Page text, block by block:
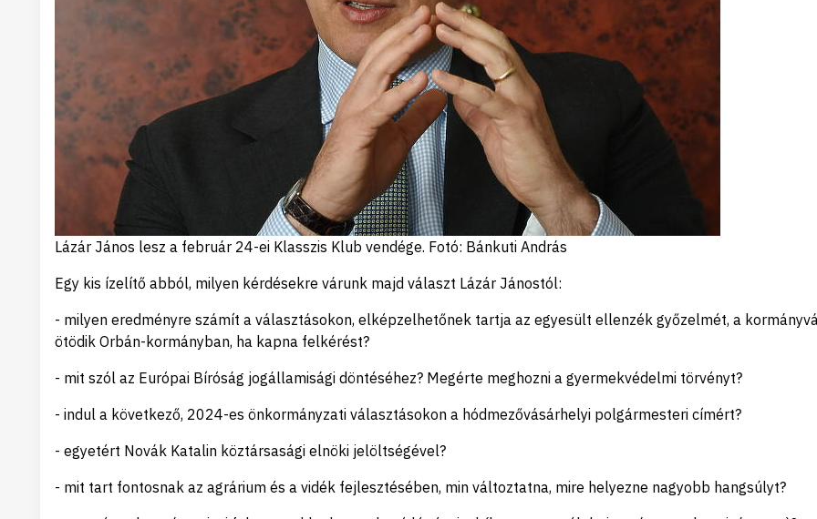
Lázár János lesz a február 24-ei Klasszis Klub vendége. Fotó: Bánkuti András
Egy kis ízelítő abból, milyen kérdésekre várunk majd választ Lázár Jánostól:
- milyen eredményre számít a választásokon, elképzelhetőnek tartja az egyesült ellenzék győzelmét, a
ötödik Orbán-kormányban, ha kapna felkérést?
- mit szól az Európai Bíróság jogállamisági döntéséhez? Megérte meghozni a gyermekvédelmi törvényt?
- indul a következő, 2024-es önkormányzati választásokon a hódmezővásárhelyi polgármesteri címért?
- egyetért Novák Katalin köztársasági elnöki jelöltségével?
- mit tart fontosnak az agrárium és a vidék fejlesztésében, min változtatna, mire helyezne nagyobb hangsúlyt?